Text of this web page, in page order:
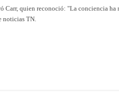
Carr, quien reconoció: "La conciencia ha
noticias TN.